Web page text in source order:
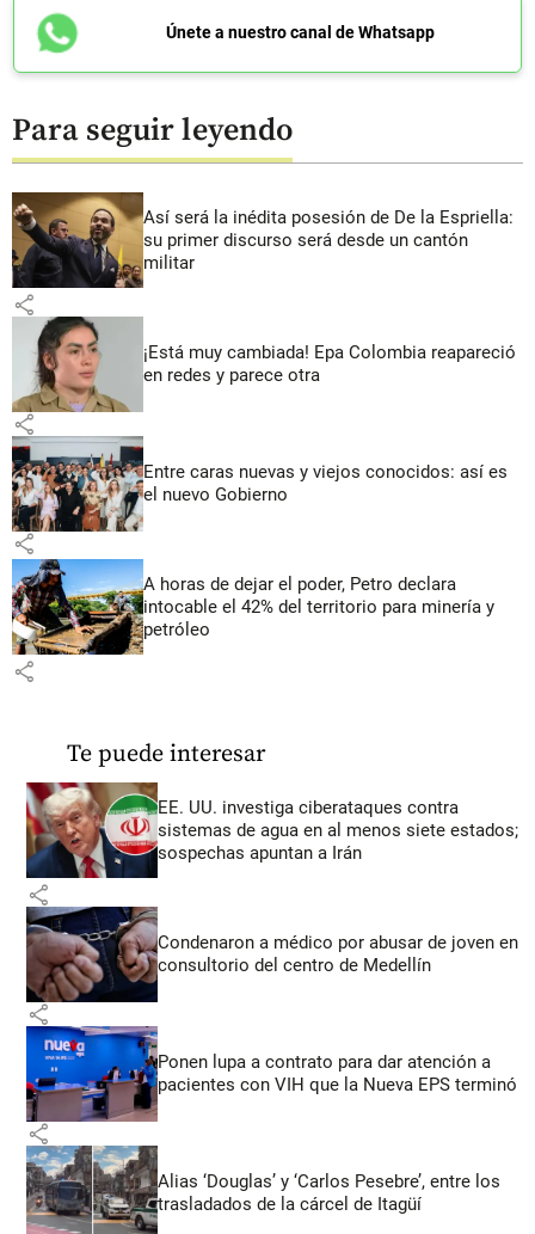
Únete a nuestro canal de Whatsapp
Para seguir leyendo
Así será la inédita posesión de De la Espriella:
su primer discurso será desde un cantón
militar
share
¡Está muy cambiada! Epa Colombia reapareció
en redes y parece otra
share
Entre caras nuevas y viejos conocidos: así es
el nuevo Gobierno
share
A horas de dejar el poder, Petro declara
intocable el 42% del territorio para minería y
petróleo
share
Te puede interesar
EE. UU. investiga ciberataques contra
sistemas de agua en al menos siete estados;
sospechas apuntan a Irán
share
Condenaron a médico por abusar de joven en
consultorio del centro de Medellín
share
Ponen lupa a contrato para dar atención a
pacientes con VIH que la Nueva EPS terminó
share
Alias ‘Douglas’ y ‘Carlos Pesebre’, entre los
trasladados de la cárcel de Itagüí